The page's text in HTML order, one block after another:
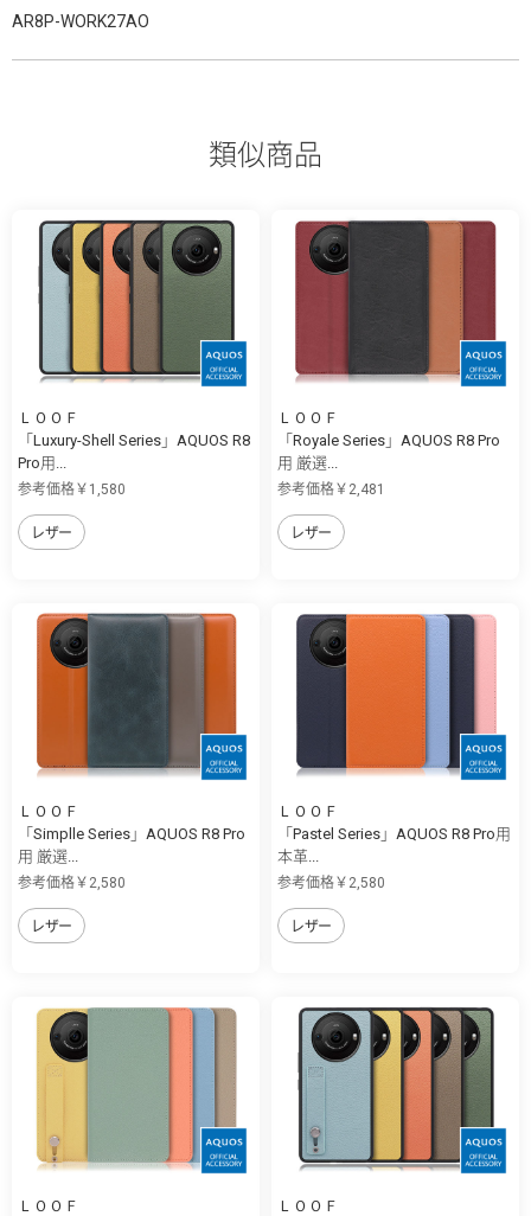
AR8P-WORK27AO
類似商品
ＬＯＯＦ
「Luxury-Shell Series」AQUOS R8
Pro用...
参考価格￥1,580
レザー
ＬＯＯＦ
「Royale Series」AQUOS R8 Pro
用 厳選...
参考価格￥2,481
レザー
ＬＯＯＦ
「Simplle Series」AQUOS R8 Pro
用 厳選...
参考価格￥2,580
レザー
ＬＯＯＦ
「Pastel Series」AQUOS R8 Pro用
本革...
参考価格￥2,580
レザー
ＬＯＯＦ
ＬＯＯＦ